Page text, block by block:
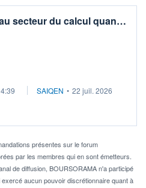
secteur du calcul quan…
individuelles.
éligible au PEA.
SAIQEN • 22 juil. 2026
présentes sur le forum
par les membres qui en sont émetteurs.
de diffusion, BOURSORAMA n'a participé
aucun pouvoir discrétionnaire quant à